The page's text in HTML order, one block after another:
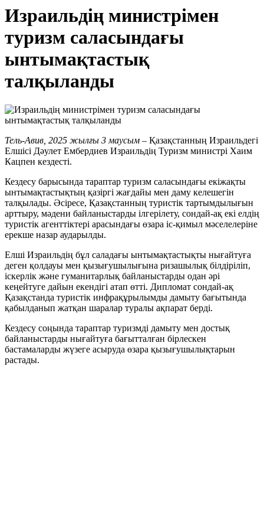
Израильдің министрімен
туризм саласындағы
ынтымақтастық
талқыланды
Тель-Авив, 2025 жылғы 3маусым – Қазақстанның Израильдегі
Елшісі Дәулет Ембердиев Израильдің Туризм министрі Хаим
Кацпен кездесті.
Кездесу барысында тараптар туризм саласындағы екіжақты
ынтымақтастықтың қазіргі жағдайы мен даму келешегін
талқылады. Әсіресе, Қазақстанның туристік тартымдылығын
арттыру, мәдени байланыстарды ілгерілету, сондай-ақ екі елдің
туристік агенттіктері арасындағы өзара іс-қимыл мәселелеріне
ерекше назар аударылды.
Елші Израильдің бұл саладағы ынтымақтастықты нығайтуға
деген қолдауы мен қызығушылығына ризашылық білдіріліп,
іскерлік және гуманитарлық байланыстарды одан әрі
кеңейтуге дайын екендігі атап өтті. Дипломат сондай-ақ
Қазақстанда туристік инфрақұрылымды дамыту бағытында
қабылданып жатқан шаралар туралы ақпарат берді.
Кездесу соңында тараптар туризмді дамыту мен достық
байланыстарды нығайтуға бағытталған бірлескен
бастамаларды жүзеге асыруда өзара қызығушылықтарын
растады.